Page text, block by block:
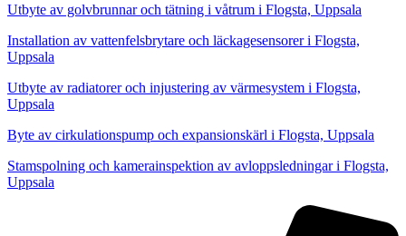
Utbyte av golvbrunnar och tätning i våtrum i Flogsta, Uppsala
Installation av vattenfelsbrytare och läckagesensorer i Flogsta,
Uppsala
Utbyte av radiatorer och injustering av värmesystem i Flogsta,
Uppsala
Byte av cirkulationspump och expansionskärl i Flogsta, Uppsala
Stamspolning och kamerainspektion av avloppsledningar i Flogsta,
Uppsala